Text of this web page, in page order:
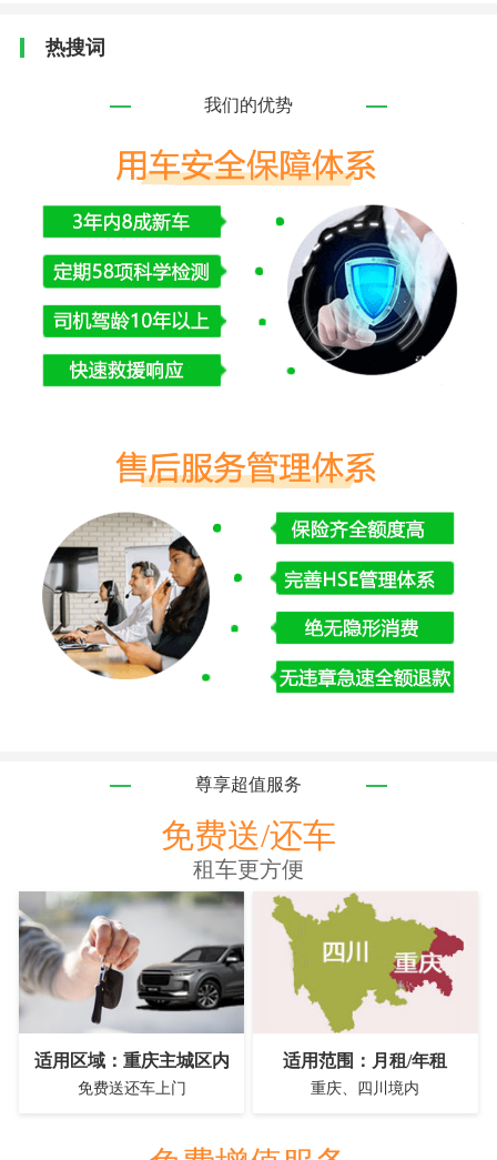
热搜词
我们的优势
尊享超值服务
免费送/还车
租车更方便
适用区域：重庆主城区内
免费送还车上门
适用范围：月租/年租
重庆、四川境内